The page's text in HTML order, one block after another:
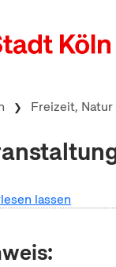
Freizeit,
lassen